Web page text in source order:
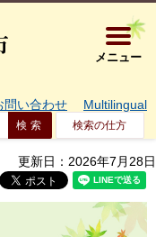
大阪府箕
メニュー
問い合わせ Multilingual
検索の仕方
更新日：2026年7月28日